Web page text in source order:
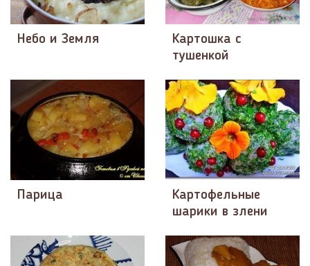
Небо и Земля
Картошка с
тушенкой
Парица
Картофельные
шарики в злени